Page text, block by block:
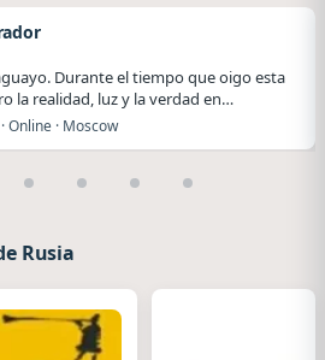
Durante el tiempo que oigo esta
la realidad, luz y la verdad en…
Online · Moscow
Rusia